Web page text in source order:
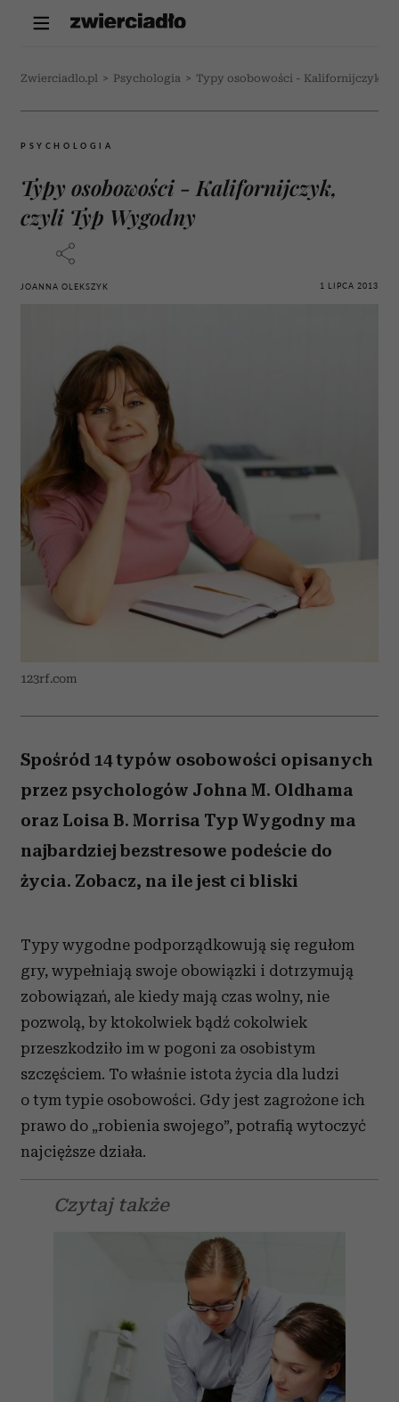
Zwierciadlo.pl > Psychologia > Typy osobowości - Kalifornijczyk,
PSYCHOLOGIA
Typy osobowości - Kalifornijczyk,
czyli Typ Wygodny
JOANNA OLEKSZYK 1 LIPCA 2013
123rf.com
Spośród 14 typów osobowości opisanych
przez psychologów Johna M. Oldhama
oraz Loisa B. Morrisa Typ Wygodny ma
najbardziej bezstresowe podeście do
życia. Zobacz, na ile jest ci bliski
Typy wygodne podporządkowują się regułom
gry, wypełniają swoje obowiązki i dotrzymują
zobowiązań, ale kiedy mają czas wolny, nie
pozwolą, by ktokolwiek bądź cokolwiek
przeszkodziło im w pogoni za osobistym
szczęściem. To właśnie istota życia dla ludzi
o tym typie osobowości. Gdy jest zagrożone ich
prawo do „robienia swojego”, potrafią wytoczyć
najcięższe działa.
Czytaj także